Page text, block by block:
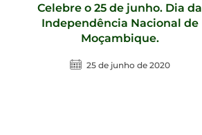
Celebre o 25 de junho. Dia da
Independência Nacional de
Moçambique.
25 de junho de 2020